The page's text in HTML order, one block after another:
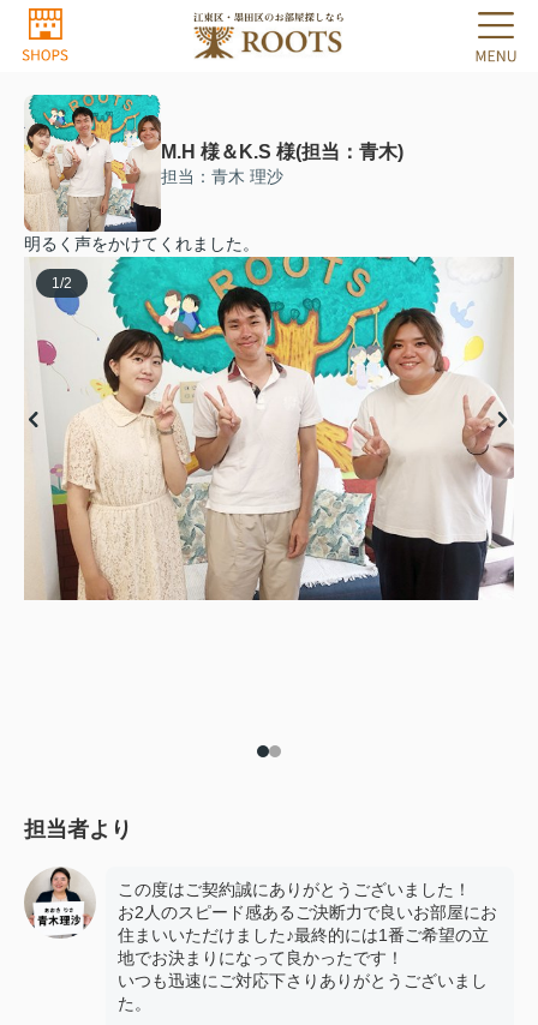
M.H 様＆K.S 様(担当：青木)
担当：青木 理沙
明るく声をかけてくれました。
1/2
担当者より
この度はご契約誠にありがとうございました！
お2人のスピード感あるご決断力で良いお部屋にお
住まいいただけました♪最終的には1番ご希望の立
地でお決まりになって良かったです！
いつも迅速にご対応下さりありがとうございまし
た。